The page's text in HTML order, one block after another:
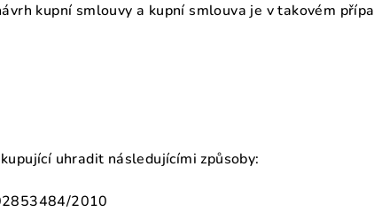
kupní smlouvy a kupní smlouva je v takovém
uhradit následujícími způsoby:
2010